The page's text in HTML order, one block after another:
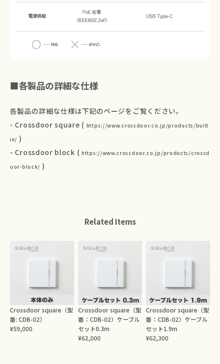
■各製品の詳細な仕様
各製品の詳細な仕様は下記のページをご覧ください。
- Crossdoor square ( https://www.crossdoor.co.jp/products/built
in/ )
- Crossdoor block ( https://www.crossdoor.co.jp/products/crossd
oor-block/ )
Related Items
Crossdoor square（型
番: CDB-02）
¥59,000
Crossdoor square（型
番：CDB-02）ケーブル
セット0.3m
¥62,000
Crossdoor square（型
番：CDB-02）ケーブル
セット1.9m
¥62,300